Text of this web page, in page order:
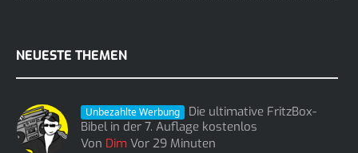
NEUESTE THEMEN
Unbezahlte Werbung
Die ultimative FritzBox-
Bibel in der 7. Auflage kostenlos
Von Dim Vor 29 Minuten